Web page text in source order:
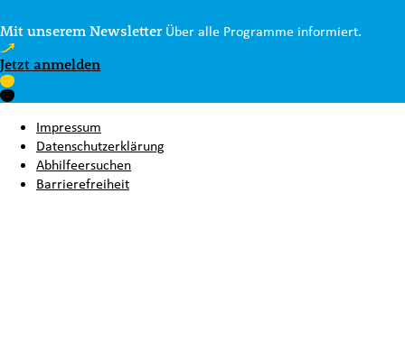
Mit unserem Newsletter Über alle Programme informiert.
Jetzt anmelden
Impressum
Datenschutzerklärung
Abhilfeersuchen
Barrierefreiheit